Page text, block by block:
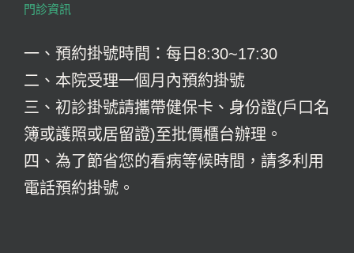
門診資訊
一、預約掛號時間：每日8:30~17:30
二、本院受理一個月內預約掛號
三、初診掛號請攜帶健保卡、身份證(戶口名
簿或護照或居留證)至批價櫃台辦理。
四、為了節省您的看病等候時間，請多利用
電話預約掛號。